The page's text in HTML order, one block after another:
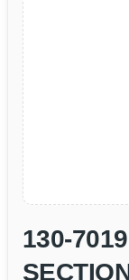
130-